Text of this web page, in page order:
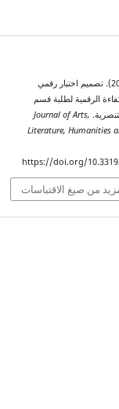
م.م. أزهار حنون ناصح. (2026). تصميم اختبار رقمي
الرقمية لطلبة قسم
Journal of Arts,
Literature, Humanities
https://doi.org/
من صيغ الاقتباسات